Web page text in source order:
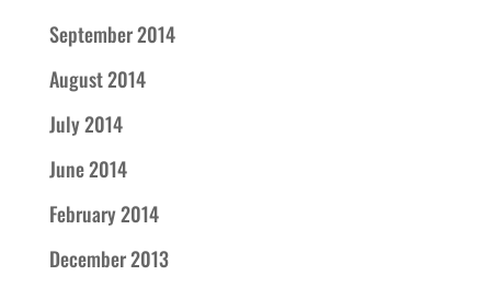
September 2014
August 2014
July 2014
June 2014
February 2014
December 2013